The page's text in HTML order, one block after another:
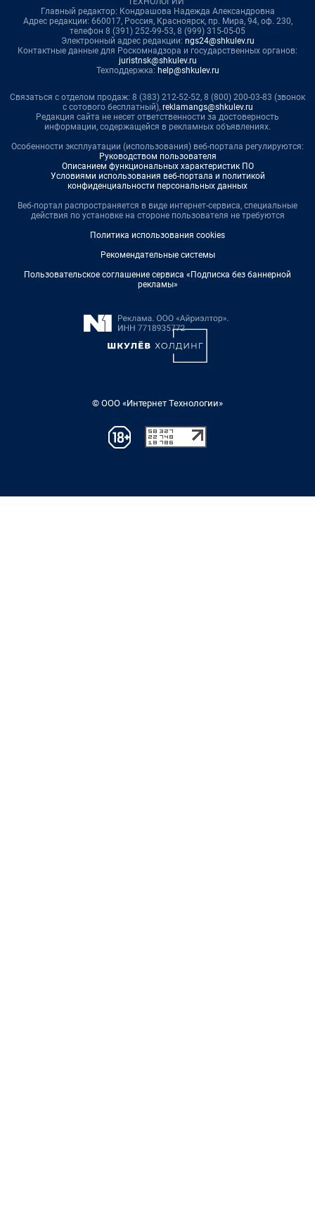
Главный редактор: Кондрашова Надежда Александровна
Адрес редакции: 660017, Россия, Красноярск, пр. Мира, 94, оф. 230,
телефон 8 (391) 252-99-53, 8 (999) 315-05-05
Электронный адрес редакции: ngs24@shkulev.ru
Контактные данные для Роскомнадзора и государственных органов:
juristnsk@shkulev.ru
Техподдержка: help@shkulev.ru
Связаться с отделом продаж: 8 (383) 212-52-52, 8 (800) 200-03-83 (звонок
с сотового бесплатный), reklamangs@shkulev.ru
Редакция сайта не несет ответственности за достоверность
информации, содержащейся в рекламных объявлениях.
Особенности эксплуатации (использования) веб-портала регулируются:
Руководством пользователя
Описанием функциональных характеристик ПО
Условиями использования веб-портала и политикой
конфиденциальности персональных данных
Веб-портал распространяется в виде интернет-сервиса, специальные
действия по установке на стороне пользователя не требуются
Политика использования cookies
Рекомендательные системы
Пользовательское соглашение сервиса «Подписка без баннерной
рекламы»
© ООО «Интернет Технологии»